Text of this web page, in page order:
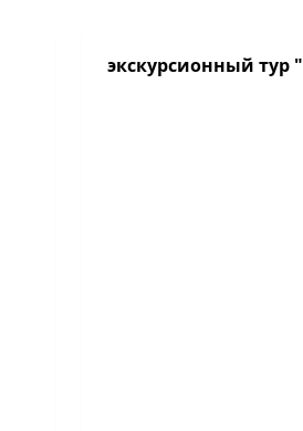
экскурсионный тур